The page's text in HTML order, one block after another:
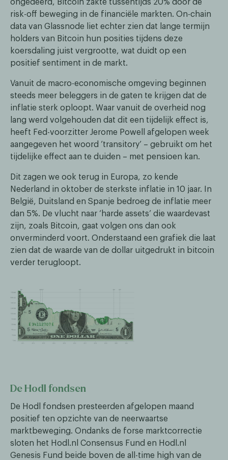
ongedeerd, Bitcoin zakte tussentijds 20% door de
risk-off beweging in de financiële markten. On-chain
data van Glassnode liet echter zien dat lange termijn
holders van Bitcoin hun posities tijdens deze
koersdaling juist vergrootte, wat duidt op een
positief sentiment in de markt.
Vanuit de macro-economische omgeving beginnen
steeds meer beleggers in de gaten te krijgen dat de
inflatie sterk oploopt. Waar vanuit de overheid nog
lang werd volgehouden dat dit een tijdelijk effect is,
heeft Fed-voorzitter Jerome Powell afgelopen week
aangegeven het woord ’transitory’ – gebruikt om het
tijdelijke effect aan te duiden – met pensioen kan.
Dit zagen we ook terug in Europa, zo kende
Nederland in oktober de sterkste inflatie in 10 jaar. In
België, Duitsland en Spanje bedroeg de inflatie meer
dan 5%. De vlucht naar ‘harde assets’ die waardevast
zijn, zoals Bitcoin, gaat volgen ons dan ook
onverminderd voort. Onderstaand een grafiek die laat
zien dat de waarde van de dollar uitgedrukt in bitcoin
verder terugloopt.
De Hodl fondsen
De Hodl fondsen presteerden afgelopen maand
positief ten opzichte van de neerwaartse
marktbeweging. Ondanks de forse marktcorrectie
sloten het Hodl.nl Consensus Fund en Hodl.nl
Genesis Fund beide boven de all-time high van de